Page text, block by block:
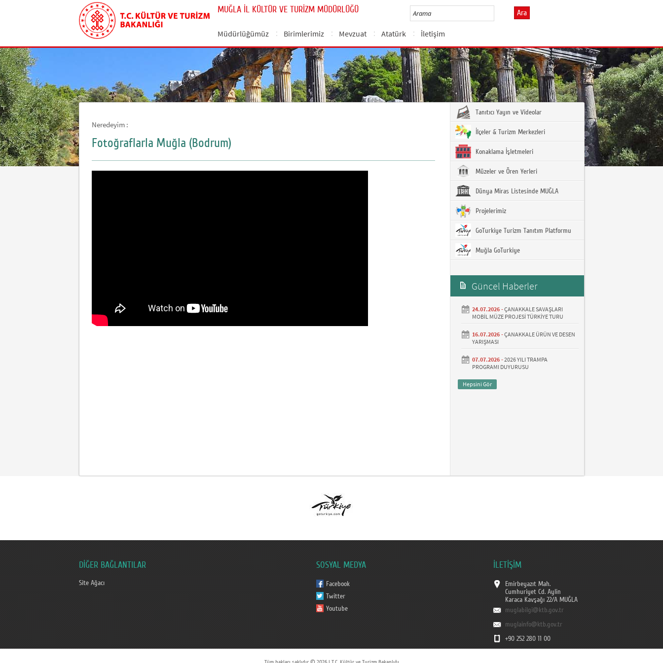
MUĞLA İL KÜLTÜR VE TURİZM MÜDÜRLÜĞÜ Ara
Müdürlüğümüz Birimlerimiz Mevzuat Atatürk İletişim
Neredeyim :
Fotoğraflarla Muğla (Bodrum)
Tanıtıcı Yayın ve Videolar
İlçeler & Turizm Merkezleri
Konaklama İşletmeleri
Müzeler ve Ören Yerleri
Dünya Miras Listesinde MUĞLA
Projelerimiz
GoTurkiye Turizm Tanıtım Platformu
Muğla GoTurkiye
Güncel Haberler
24.07.2026 -ÇANAKKALE SAVAŞLARI
MOBİL MÜZE PROJESİ TÜRKİYE TURU
16.07.2026 -ÇANAKKALE ÜRÜN VE DESEN
YARIŞMASI
07.07.2026 -2026 YILI TRAMPA
PROGRAMI DUYURUSU
Hepsini Gör
DİĞER BAĞLANTILAR
Site Ağacı
SOSYAL MEDYA
Facebook
Twitter
Youtube
İLETİŞİM
Emirbeyazıt Mah.
Cumhuriyet Cd. Aylin
Karaca Kavşağı 22/A MUĞLA
muglabilgi@ktb.gov.tr
muglainfo@ktb.gov.tr
+90 252 280 11 00